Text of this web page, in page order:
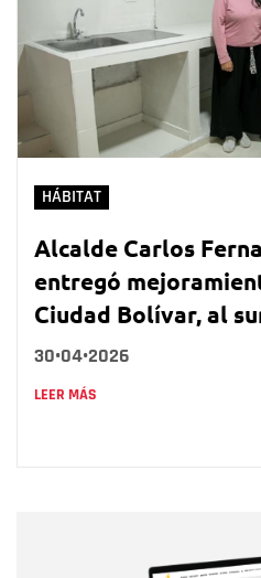
HÁBITAT
Alcalde Carlos
entregó
Ciudad Bolívar, al
30•04•2026
LEER MÁS